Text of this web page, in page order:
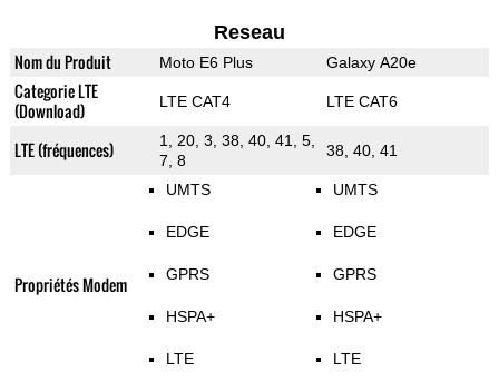
Reseau
Nom du Produit Moto E6 Plus Galaxy A20e
Categorie LTE
(Download)
LTE CAT4 LTE CAT6
LTE (fréquences)
1, 20, 3, 38, 40, 41, 5,
7, 8
38, 40, 41
Propriétés Modem
UMTS
EDGE
GPRS
HSPA+
LTE
UMTS
EDGE
GPRS
HSPA+
LTE